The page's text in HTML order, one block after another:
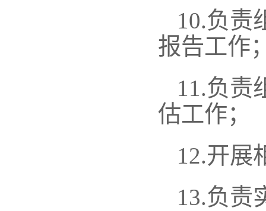
10.负责
报告工作
11.负责
估工作；
12.开展
13.负责